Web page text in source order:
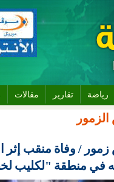
رياضة تقارير مقالات
/ وفاة منقب إثر
في منطقة "لكليب